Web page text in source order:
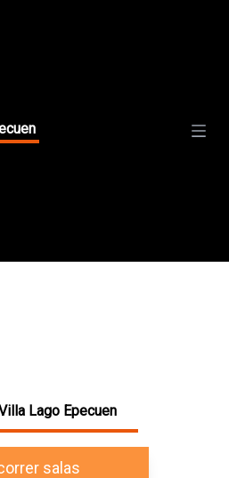
Lago Epecuen
salas